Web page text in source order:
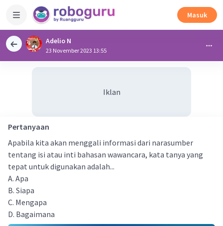
Masuk
Adelio N
23 November 2023 13:55
Iklan
Pertanyaan
Apabila kita akan menggali informasi dari narasumber
tentang isi atau inti bahasan wawancara, kata tanya yang
tepat untuk digunakan adalah...
A. Apa
B. Siapa
C. Mengapa
D. Bagaimana